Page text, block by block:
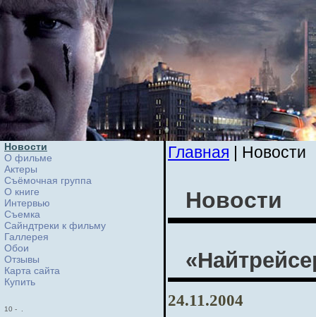
Новости
О фильме
Актеры
Съёмочная группа
О книге
Интервью
Cъемка
Сайндтреки к фильму
Галлерея
Обои
Отзывы
Карта сайта
Купить
10 -
Главная | Новости
Новости
24.11.2004